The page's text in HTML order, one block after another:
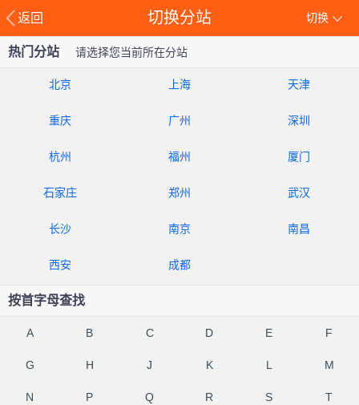
返回 切换
切换分站
热门分站 请选择您当前所在分站
北京 上海 天津
重庆 广州 深圳
杭州 福州 厦门
石家庄 郑州 武汉
长沙 南京 南昌
西安 成都
按首字母查找
A B C D E F
G H J K L M
N P Q R S T